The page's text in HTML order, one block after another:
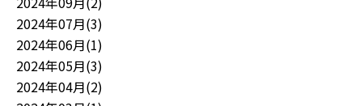
2024年07月(3)
2024年06月(1)
2024年05月(3)
2024年04月(2)